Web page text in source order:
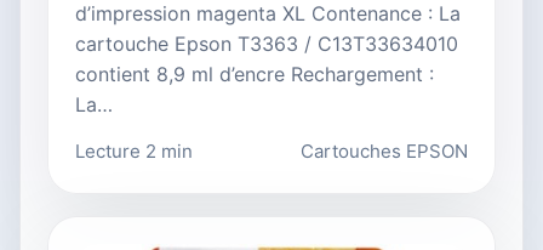
d’impression magenta XL Contenance : La
cartouche Epson T3363 / C13T33634010
contient 8,9 ml d’encre Rechargement :
La…
Lecture 2 min Cartouches EPSON